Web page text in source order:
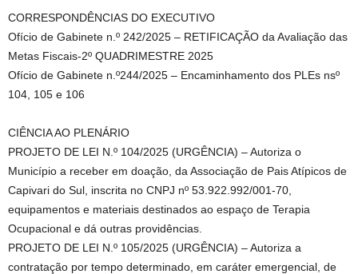
CORRESPONDÊNCIAS DO EXECUTIVO
Ofício de Gabinete n.º 242/2025 – RETIFICAÇÃO da Avaliação das
Metas Fiscais-2º QUADRIMESTRE 2025
Ofício de Gabinete n.º244/2025 – Encaminhamento dos PLEs nsº
104, 105 e 106
CIÊNCIA AO PLENÁRIO
PROJETO DE LEI N.º 104/2025 (URGÊNCIA) – Autoriza o
Município a receber em doação, da Associação de Pais Atípicos de
Capivari do Sul, inscrita no CNPJ nº 53.922.992/001-70,
equipamentos e materiais destinados ao espaço de Terapia
Ocupacional e dá outras providências.
PROJETO DE LEI N.º 105/2025 (URGÊNCIA) – Autoriza a
contratação por tempo determinado, em caráter emergencial, de